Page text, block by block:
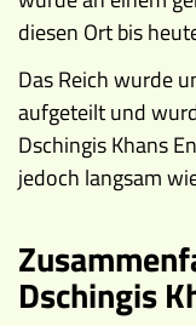
diesen Ort bis
Das Reich wurde
aufgeteilt und
Dschingis Khans
jedoch langsam
Dschingis